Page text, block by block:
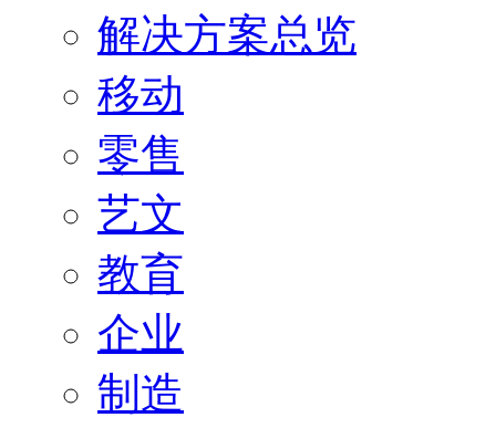
解决方案总览
移动
零售
艺文
教育
企业
制造